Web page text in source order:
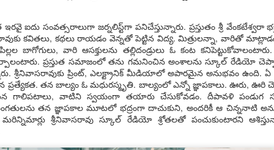
ఐదు సంవ‌త్స‌రాలుగా జ‌ర్న‌లిస్ట్‌గా ప‌నిచేస్తున్నారు. ప్ర‌స్తుతం శ్రీ
క‌విత‌లు, క‌థ‌లు రాయ‌డం వెన్న‌తో పెట్టిన విద్య‌. మిత్రుల‌న్నా, వారితో
బాగోగులు, వారి ఆస‌క్తుల‌ను త‌ల్లిదండ్రులు ఓ కంట
ప్ర‌స్తుత స‌మాజంలో త‌ను గ‌మ‌నించిన అంశాల‌ను స్కూల్ రేడియో
శ్రీ‌నివాసరావుకు ప్రింట్‌, ఎల‌క్ట్రానిక్ మీడియాలో అపార‌మైన అనుభ‌వం
త‌న బాల్యం ఓ మ‌ధుర‌స్మృతి. బాల్యంలో ఎన్నో జ్ఞాప‌కాలు. ఊరు, ఊరి
గాలిప‌టాలు, వాటిని స్వ‌యంగా త‌యారు చేసుకోవ‌డం. దీపావ‌ళి పండుగ
త‌న జ్ఞాప‌కాల మూట‌లో భద్రంగా దాచుకుని, అంద‌రికీ ఆ చిన్న‌నాటి
శ్రీ‌నివాసరావు స్కూల్ రేడియో శ్రోత‌ల‌తో పంచుకుంటార‌ని
इत्यादि दान स्वरूप स्वीकार नहीं करती
पर राधास्वामी सतसंग सभा का स्वामित्व है
सतसंग सभा पर अनर्गल, भ्रामक, झूठे और
दयालबाग आगरा ने सरकारी व अन्य निजी
भ्रामक, झूठे और तथ्यहीन है। हम
इन सभी संपत्तियों के समस्त विधि अभिलेख,
सुरक्षित हैं।
यहां यह भी विशेष उल्लेखनीय है कि